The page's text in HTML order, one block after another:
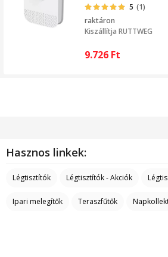
5 (1)
raktáron
Kiszállítja RUTTWEG
9.726 Ft
Hasznos linkek:
Légtisztítók Légtisztítók - Akciók
Ipari melegítők Teraszfűtők